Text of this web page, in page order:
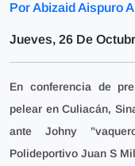
Por Abizaid Aispuro
Jueves, 26 De
En conferencia de
pelear en Culiacán,
ante Johny
Polideportivo Juan S